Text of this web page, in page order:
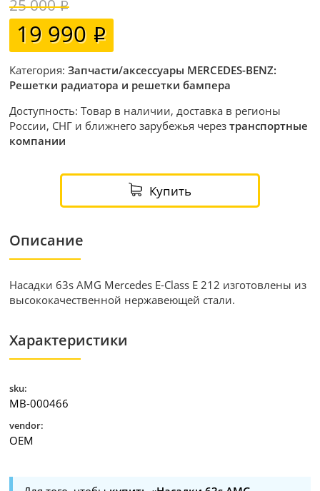
25 000
19 990
Категория:Запчасти/аксессуары MERCEDES-BENZ:
Решетки радиатора и решетки бампера
Доступность: Товар в наличии, доставка в регионы
России, СНГ и ближнего зарубежья черезтранспортные
компании
Купить
Описание
Насадки 63s AMG Mercedes E-Class E 212 изготовлены из
высококачественной нержавеющей стали.
Характеристики
sku:
MB-000466
vendor:
OEM